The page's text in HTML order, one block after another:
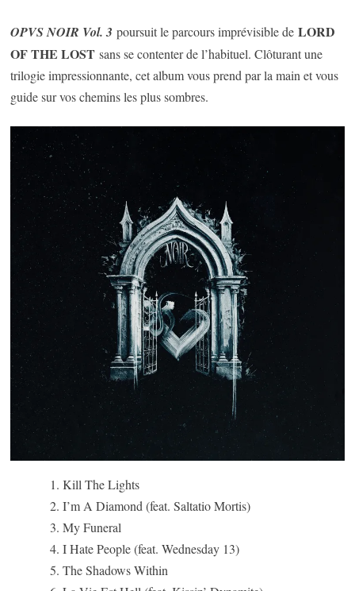
OPVS NOIR Vol. 3 poursuit le parcours imprévisible deLORD
OF THE LOST sans se contenter de l’habituel. Clôturant une
trilogie impressionnante, cet album vous prend par la main et vous
guide sur vos chemins les plus sombres.
Kill The Lights
I’m A Diamond (feat. Saltatio Mortis)
My Funeral
I Hate People (feat. Wednesday 13)
The Shadows Within